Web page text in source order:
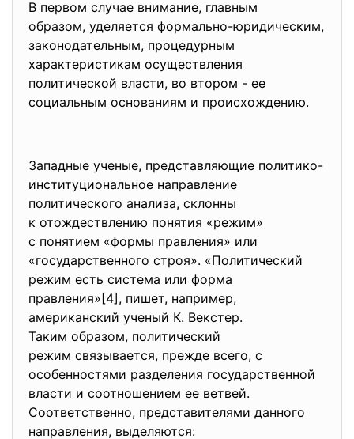
В первом случае внимание, главным
образом, уделяется формально-юридическим,
законодательным, процедурным
характеристикам осуществления
политической власти, во втором - ее
социальным основаниям и происхождению.
Западные ученые, представляющие политико-
институциональное направление
политического анализа, склонны
к отождествлению понятия «режим»
с понятием «формы правления» или
«государственного строя». «Политический
режим есть система или форма
правления»[4], пишет, например,
американский ученый К. Векстер.
Таким образом, политический
режим связывается, прежде всего, с
особенностями разделения государственной
власти и соотношением ее ветвей.
Соответственно, представителями данного
направления, выделяются: